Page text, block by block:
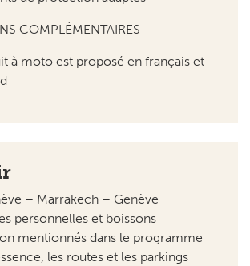
COMPLÉMENTAIRES
à moto est proposé en français et
– Marrakech – Genève
personnelles et boissons
mentionnés dans le programme
les routes et les parkings